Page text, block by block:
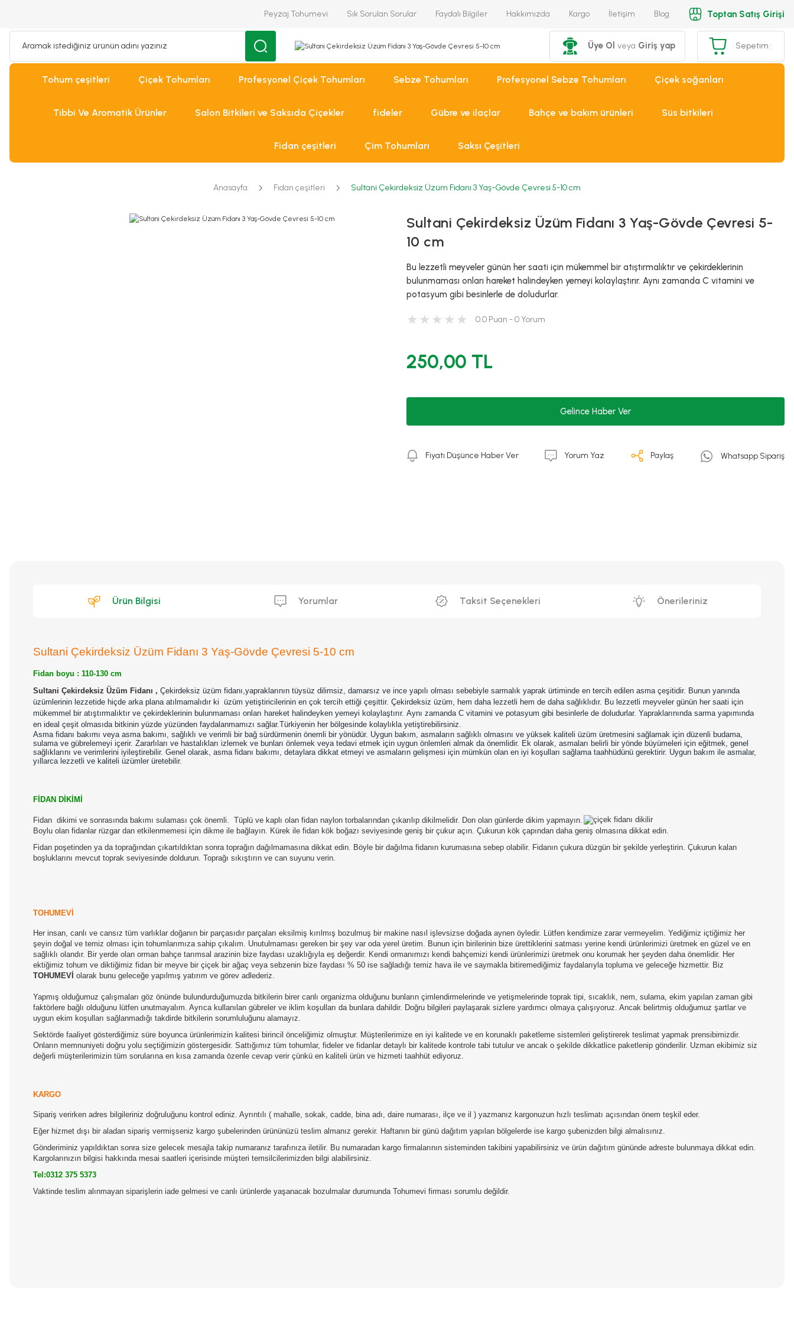
Peyzaj Tohumevi Sık Sorulan Sorular Faydalı Bilgiler Hakkımızda Kargo İletişim Blog Toptan Satış Girişi
Üye Ol veya Giriş yap Sepetim :
Tohum çeşitleri Çiçek Tohumları Profesyonel Çiçek Tohumları Sebze Tohumları Profesyonel Sebze Tohumları Çiçek soğanları
Tıbbi Ve Aromatik Ürünler Salon Bitkileri ve Saksıda Çiçekler fideler Gübre ve ilaçlar Bahçe ve bakım ürünleri Süs bitkileri
Fidan çeşitleri Çim Tohumları Saksı Çeşitleri
Anasayfa Fidan çeşitleri Sultani Çekirdeksiz Üzüm Fidanı 3 Yaş-Gövde Çevresi 5-10 cm
Sultani Çekirdeksiz Üzüm Fidanı 3 Yaş-Gövde Çevresi 5-
10 cm
Bu lezzetli meyveler günün her saati için mükemmel bir atıştırmalıktır ve çekirdeklerinin
bulunmaması onları hareket halindeyken yemeyi kolaylaştırır. Aynı zamanda C vitamini ve
potasyum gibi besinlerle de doludurlar.
0.0 Puan - 0 Yorum
250,00 TL
Gelince Haber Ver
Fiyatı Düşünce Haber Ver Yorum Yaz Paylaş Whatsapp Sipariş
Ürün Bilgisi Yorumlar Taksit Seçenekleri Önerileriniz
Sultani Çekirdeksiz Üzüm Fidanı 3 Yaş-Gövde Çevresi 5-10 cm
Fidan boyu : 110-130 cm
Sultani Çekirdeksiz Üzüm Fidanı , Çekirdeksiz üzüm fidanı,yapraklarının tüysüz dilimsiz, damarsız ve ince yapılı olması sebebiyle sarmalık yaprak ürtiminde en tercih edilen asma çeşitidir. Bunun yanında
üzümlerinin lezzetide hiçde arka plana atılmamalıdır ki üzüm yetiştiricilerinin en çok tercih ettiği çeşittir. Çekirdeksiz üzüm, hem daha lezzetli hem de daha sağlıklıdır. Bu lezzetli meyveler günün her saati için
mükemmel bir atıştırmalıktır ve çekirdeklerinin bulunmaması onları hareket halindeyken yemeyi kolaylaştırır. Aynı zamanda C vitamini ve potasyum gibi besinlerle de doludurlar. Yapraklarınında sarma yapımında
en ideal çeşit olmasıda bitkinin yüzde yüzünden faydalanmamızı sağlar.Türkiyenin her bölgesinde kolaylıkla yetiştirebilirsiniz.
Asma fidanı bakımı veya asma bakımı, sağlıklı ve verimli bir bağ sürdürmenin önemli bir yönüdür. Uygun bakım, asmaların sağlıklı olmasını ve yüksek kaliteli üzüm üretmesini sağlamak için düzenli budama,
sulama ve gübrelemeyi içerir. Zararlıları ve hastalıkları izlemek ve bunları önlemek veya tedavi etmek için uygun önlemleri almak da önemlidir. Ek olarak, asmaları belirli bir yönde büyümeleri için eğitmek, genel
sağlıklarını ve verimlerini iyileştirebilir. Genel olarak, asma fidanı bakımı, detaylara dikkat etmeyi ve asmaların gelişmesi için mümkün olan en iyi koşulları sağlama taahhüdünü gerektirir. Uygun bakım ile asmalar,
yıllarca lezzetli ve kaliteli üzümler üretebilir.
FİDAN DİKİMİ
Fidan dikimi ve sonrasında bakımı sulaması çok önemli. Tüplü ve kaplı olan fidan naylon torbalarından çıkarılıp dikilmelidir. Don olan günlerde dikim yapmayın.
Boylu olan fidanlar rüzgar dan etkilenmemesi için dikme ile bağlayın. Kürek ile fidan kök boğazı seviyesinde geniş bir çukur açın. Çukurun kök çapından daha geniş olmasına dikkat edin.
Fidan poşetinden ya da toprağından çıkartıldıktan sonra toprağın dağılmamasına dikkat edin. Böyle bir dağılma fidanın kurumasına sebep olabilir. Fidanın çukura düzgün bir şekilde yerleştirin. Çukurun kalan
boşluklarını mevcut toprak seviyesinde doldurun. Toprağı sıkıştırın ve can suyunu verin.
TOHUMEVİ
Her insan, canlı ve cansız tüm varlıklar doğanın bir parçasıdır parçaları eksilmiş kırılmış bozulmuş bir makine nasıl işlevsizse doğada aynen öyledir. Lütfen kendimize zarar vermeyelim. Yediğimiz içtiğimiz her
şeyin doğal ve temiz olması için tohumlarımıza sahip çıkalım. Unutulmaması gereken bir şey var oda yerel üretim. Bunun için birilerinin bize ürettiklerini satması yerine kendi ürünlerimizi üretmek en güzel ve en
sağlıklı olandır. Bir yerde olan orman bahçe tarımsal arazinin bize faydası uzaklığıyla eş değerdir. Kendi ormanımızı kendi bahçemizi kendi ürünlerimizi üretmek onu korumak her şeyden daha önemlidir. Her
ektiğimiz tohum ve diktiğimiz fidan bir meyve bir çiçek bir ağaç veya sebzenin bize faydası % 50 ise sağladığı temiz hava ile ve saymakla bitiremediğimiz faydalarıyla topluma ve geleceğe hizmettir. Biz
TOHUMEVİ olarak bunu geleceğe yapılmış yatırım ve görev adlederiz.
Yapmış olduğumuz çalışmaları göz önünde bulundurduğumuzda bitkilerin birer canlı organizma olduğunu bunların çimlendirmelerinde ve yetişmelerinde toprak tipi, sıcaklık, nem, sulama, ekim yapılan zaman gibi
faktörlere bağlı olduğunu lütfen unutmayalım. Ayrıca kullanılan gübreler ve iklim koşulları da bunlara dahildir. Doğru bilgileri paylaşarak sizlere yardımcı olmaya çalışıyoruz. Ancak belirtmiş olduğumuz şartlar ve
uygun ekim koşulları sağlanmadığı takdirde bitkilerin sorumluluğunu alamayız.
Sektörde faaliyet gösterdiğimiz süre boyunca ürünlerimizin kalitesi birincil önceliğimiz olmuştur. Müşterilerimize en iyi kalitede ve en korunaklı paketleme sistemleri geliştirerek teslimat yapmak prensibimizdir.
Onların memnuniyeti doğru yolu seçtiğimizin göstergesidir. Sattığımız tüm tohumlar, fideler ve fidanlar detaylı bir kalitede kontrole tabi tutulur ve ancak o şekilde dikkatlice paketlenip gönderilir. Uzman ekibimiz siz
değerli müşterilerimizin tüm sorularına en kısa zamanda özenle cevap verir çünkü en kaliteli ürün ve hizmeti taahhüt ediyoruz.
KARGO
Sipariş verirken adres bilgileriniz doğruluğunu kontrol ediniz. Ayrıntılı ( mahalle, sokak, cadde, bina adı, daire numarası, ilçe ve il ) yazmanız kargonuzun hızlı teslimatı açısından önem teşkil eder.
Eğer hizmet dışı bir aladan sipariş vermişseniz kargo şubelerinden ürününüzü teslim almanız gerekir. Haftanın bir günü dağıtım yapılan bölgelerde ise kargo şubenizden bilgi almalısınız.
Gönderiminiz yapıldıktan sonra size gelecek mesajla takip numaranız tarafınıza iletilir. Bu numaradan kargo firmalarının sisteminden takibini yapabilirsiniz ve ürün dağıtım gününde adreste bulunmaya dikkat edin.
Kargolarınızın bilgisi hakkında mesai saatleri içerisinde müşteri temsilcilerimizden bilgi alabilirsiniz.
Tel:0312 375 5373
Vaktinde teslim alınmayan siparişlerin iade gelmesi ve canlı ürünlerde yaşanacak bozulmalar durumunda Tohumevi firması sorumlu değildir.